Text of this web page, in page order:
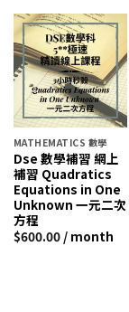
MATHEMATICS 數學
Dse 數學補習 網上
補習 Quadratics
Equations in One
Unknown 一元二次
方程
$600.00 / month